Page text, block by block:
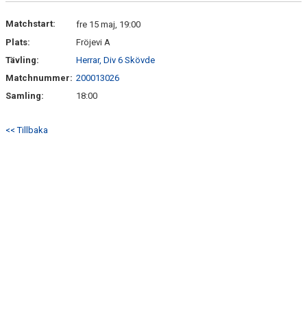
MARATONTABELL MATCHER
KONTAKT
MATCHER
TABELL & RESULTAT A
Matchstart:
fre 15 maj, 19:00
Plats:
Fröjevi A
Tävling:
Herrar, Div 6 Skövde
Matchnummer: 200013026
Samling:
18:00
<< Tillbaka